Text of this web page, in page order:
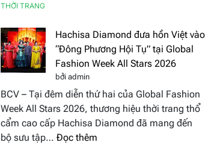
THỜI TRANG
Hachisa Diamond đưa hồn Việt vào
“Đông Phương Hội Tụ” tại Global
Fashion Week All Stars 2026
bởi admin
BCV – Tại đêm diễn thứ hai của Global Fashion
Week All Stars 2026, thương hiệu thời trang thổ
cẩm cao cấp Hachisa Diamond đã mang đến
bộ sưu tập… Đọc thêm